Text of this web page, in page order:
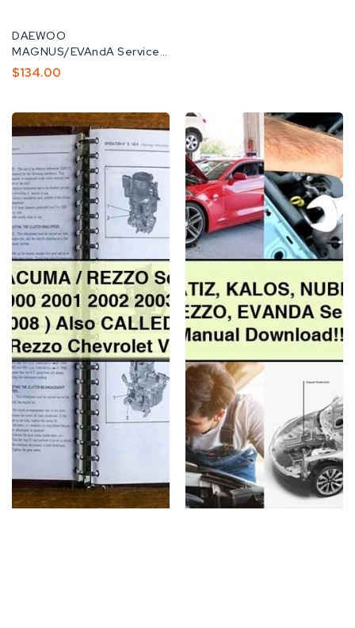
공
급
업
DAEWOO
MAGNUS/EVAndA Service
Repair Manual 2000 2001
정
$134.00
DAEWOO
TACUMA
/
REZZO
Service
Repair
Manual
(
2000
2001
2002
2003
2004
2005
2006
2007
2008
)
CALLED
(
DAEWOO
MATIZ
KALOS
NUBIRA/LACETTI
TACUMA/REZZO
EVAndA
Service
Repair
Download
PDF